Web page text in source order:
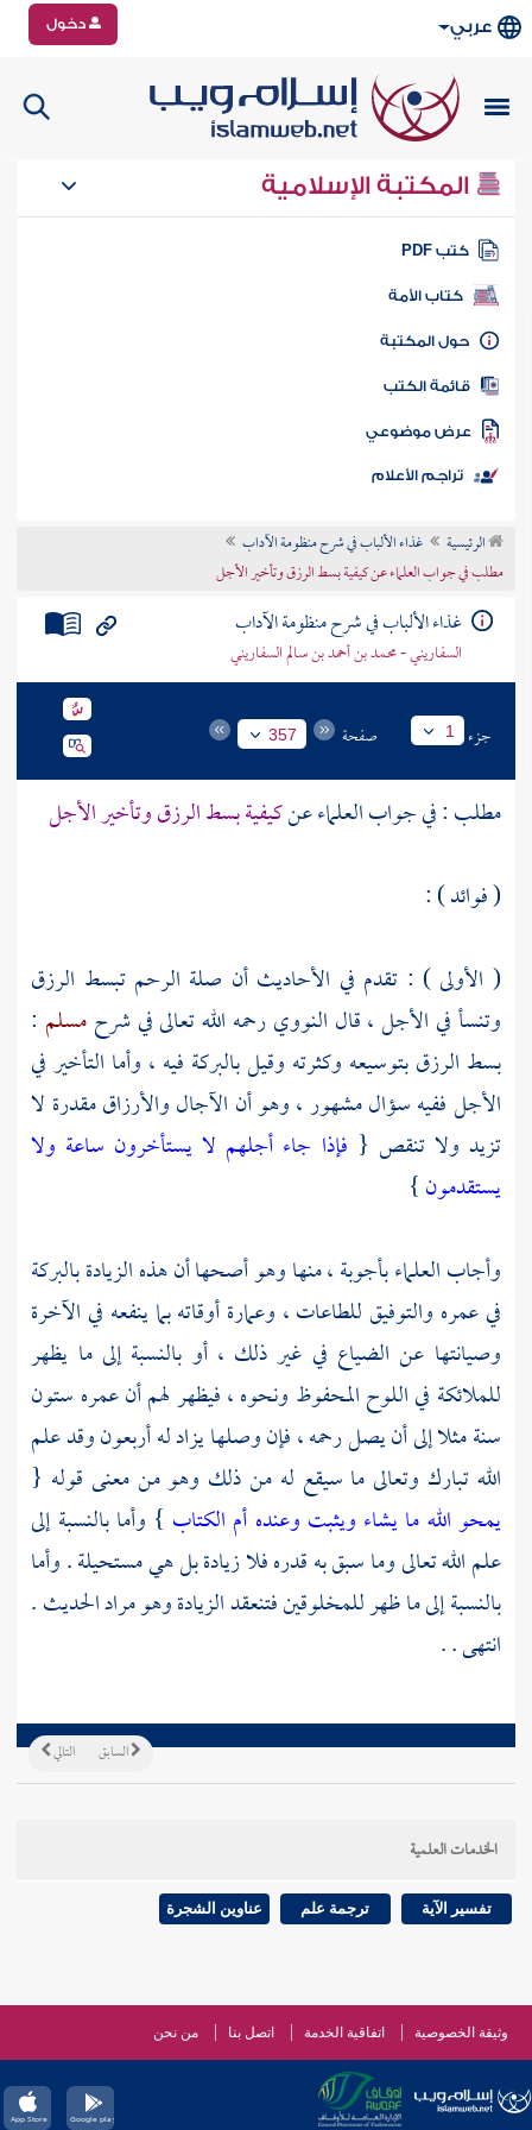
عربي دخول
المكتبة الإسلامية
كتب PDF
كتاب الأمة
المكتبة
الكتب
موضوعي
تراجم الأعلام
الرئيسية
غذاء الألباب في شرح منظومة الآداب
مطلب في جواب العلماء عن كيفية بسط الرزق وتأخير الأجل
غذاء الألباب في شرح منظومة الآداب
السفاريني - محمد بن أحمد بن سالم السفاريني
جزء 1 صفحة 357
مطلب : في جواب العلماء عنكيفية بسط الرزق وتأخير الأجل
( فوائد ) :
( الأولى ) : تقدم في الأحاديث أن صلة الرحم تبسط الرزق
وتنسأ في الأجل ، قال النوويرحمه الله تعالى في شرحمسلم :
بسط الرزق بتوسيعه وكثرته وقيل بالبركة فيه ، وأما التأخير في
الأجل ففيه سؤال مشهور ، وهو أن الآجال والأرزاق مقدرة لا
تزيد ولا تنقص { فإذا جاء أجلهم لا يستأخرون ساعة ولا
يستقدمون}
وأجاب العلماء بأجوبة ، منها وهو أصحها أن هذه الزيادة بالبركة
في عمره والتوفيق للطاعات ، وعمارة أوقاته بما ينفعه في الآخرة
وصيانتها عن الضياع في غير ذلك ، أو بالنسبة إلى ما يظهر
للملائكة في اللوح المحفوظ ونحوه ، فيظهر لهم أن عمره ستون
سنة مثلا إلى أن يصل رحمه ، فإن وصلها يزاد له أربعون وقد علم
الله تبارك وتعالى ما سيقع له من ذلك وهو من معنى قوله {
يمحو الله ما يشاء ويثبت وعنده أم الكتاب } وأما بالنسبة إلى
علم الله تعالى وما سبق به قدره فلا زيادة بل هي مستحيلة . وأما
بالنسبة إلى ما ظهر للمخلوقين فتنعقد الزيادة وهو مراد الحديث .
انتهى . .
التالي السابق
الخدمات العلمية
تفسير الآية ترجمة علم عناوين الشجرة
وثيقة الخصوصية اتفاقية الخدمة اتصل بنا من نحن